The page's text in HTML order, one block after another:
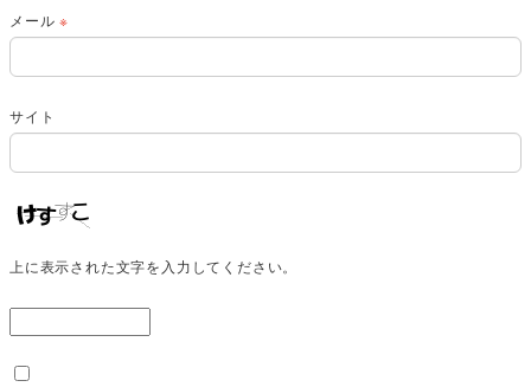
メール※
サイト
上に表示された文字を入力してください。